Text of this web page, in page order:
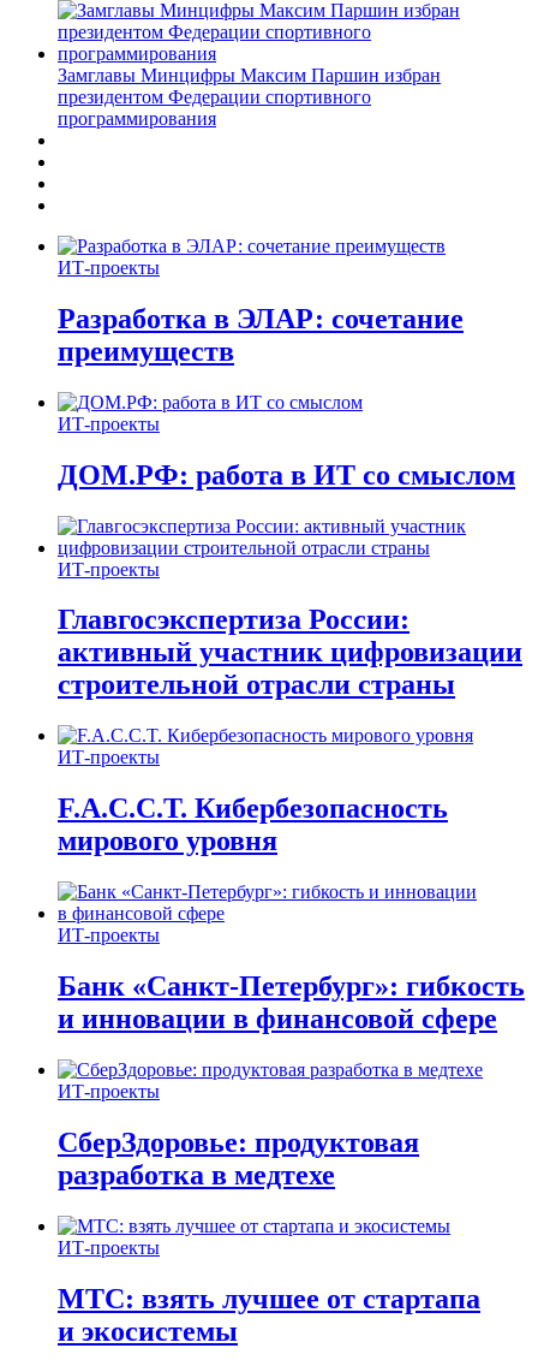
Замглавы Минцифры Максим Паршин избран
президентом Федерации спортивного
программирования
ИТ-проекты
Разработка в ЭЛАР: сочетание
преимуществ
ИТ-проекты
ДОМ.РФ: работа в ИТ со смыслом
ИТ-проекты
Главгосэкспертиза России:
активный участник цифровизации
строительной отрасли страны
ИТ-проекты
F.A.C.C.T. Кибербезопасность
мирового уровня
ИТ-проекты
Банк «Санкт-Петербург»: гибкость
и инновации в финансовой сфере
ИТ-проекты
СберЗдоровье: продуктовая
разработка в медтехе
ИТ-проекты
МТС: взять лучшее от стартапа
и экосистемы